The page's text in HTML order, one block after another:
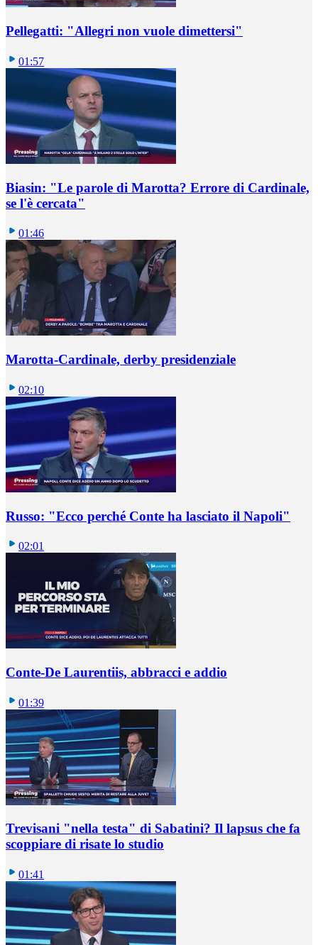
Pellegatti: "Allegri non vuole dimettersi"
01:57
Biasin: "Le parole di Marotta? Errore di Cardinale,
se l'è cercata"
01:46
Marotta-Cardinale, derby presidenziale
02:10
Russo: "Ecco perché Conte ha lasciato il Napoli"
02:01
Conte-De Laurentiis, abbracci e addio
01:39
Trevisani "nella testa" di Sabatini? Il lapsus che fa
scoppiare di risate lo studio
01:41